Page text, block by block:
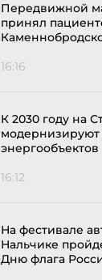
Передвижной
принял
16:16
К 2030 году на
модернизируют
энергообъектов
16:12
На фестивале
Нальчике
Дню флага